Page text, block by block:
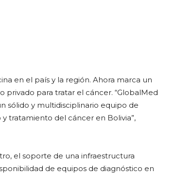
en el país y la región. Ahora marca un
para tratar el cáncer. “GlobalMed
sólido y multidisciplinario equipo de
tratamiento del cáncer en Bolivia”,
el soporte de una infraestructura
de equipos de diagnóstico en